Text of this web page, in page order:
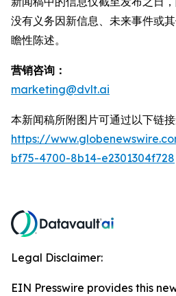
没有义务因新信息、未来事件或
瞻性陈述。
营销咨询：
marketing@dvlt.ai
本新闻稿所附图片可通过以下链接
https://
bf75-4700-8b14-e2301304f728
Legal Disclaimer:
EIN Presswire provides this